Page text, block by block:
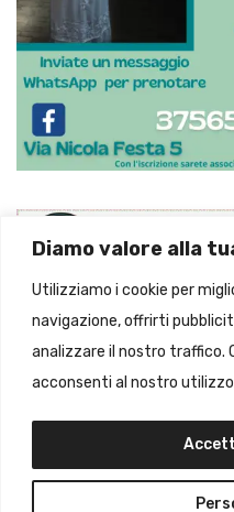
Diamo valore alla
Utilizziamo i cookie per
navigazione, offrirti
analizzare il nostro traffico.
acconsenti al nostro utilizzo